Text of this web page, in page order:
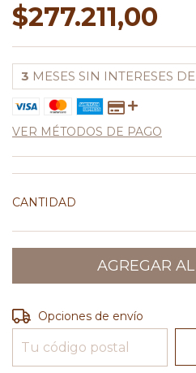
$277.211,00
3 MESES SIN INTERESES DE
VER MÉTODOS DE PAGO
CANTIDAD
Entregas para el CP:
Opciones de envío